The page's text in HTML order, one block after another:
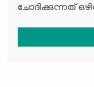
ചോദിക്കുന്നത്